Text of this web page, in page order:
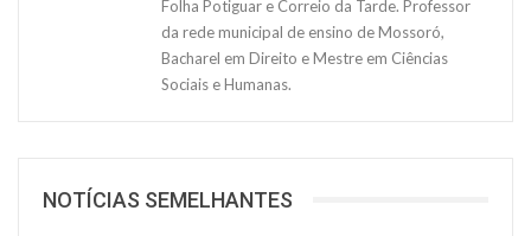
Folha Potiguar e Correio da Tarde. Professor
da rede municipal de ensino de Mossoró,
Bacharel em Direito e Mestre em Ciências
Sociais e Humanas.
NOTÍCIAS SEMELHANTES